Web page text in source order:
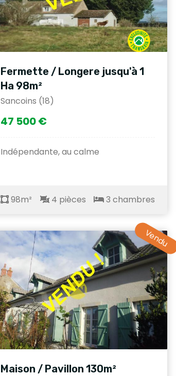
Fermette / Longere jusqu'à 1
Ha 98m²
Sancoins (18)
47 500 €
Indépendante, au calme
98m² 4 pièces 3 chambres
Vendu
Maison / Pavillon 130m²